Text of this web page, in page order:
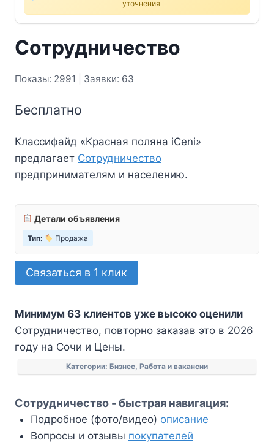
уточнения
Сотрудничество
Показы: 2991 | Заявки: 63
Бесплатно
Классифайд «Красная поляна iCeni»
предлагает Сотрудничество
предпринимателям и населению.
Детали объявления
Тип: Продажа
Связаться в 1 клик
Минимум 63 клиентов уже высоко оценили
Сотрудничество, повторно заказав это в 2026
году на Сочи и Цены.
Категории: Бизнес Работа и вакансии
Сотрудничество - быстрая навигация:
Подробное (фото/видео) описание
Вопросы и отзывы покупателей